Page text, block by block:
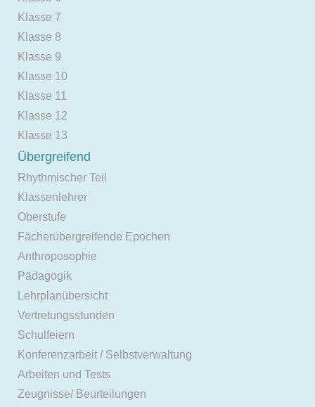
Klasse 7
Klasse 8
Klasse 9
Klasse 10
Klasse 11
Klasse 12
Klasse 13
Übergreifend
Rhythmischer Teil
Klassenlehrer
Oberstufe
Fächerübergreifende Epochen
Anthroposophie
Pädagogik
Lehrplanübersicht
Vertretungsstunden
Schulfeiern
Konferenzarbeit / Selbstverwaltung
Arbeiten und Tests
Zeugnisse/ Beurteilungen